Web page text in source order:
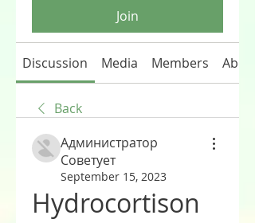
Join
Discussion Media Members About
Back
Администратор
Советует
September 15, 2023
Hydrocortison